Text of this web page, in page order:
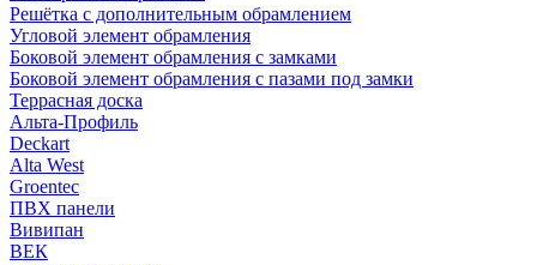
Решётка с дополнительным обрамлением
Угловой элемент обрамления
Боковой элемент обрамления с замками
Боковой элемент обрамления с пазами под замки
Террасная доска
Альта-Профиль
Deckart
Alta West
Groentec
ПВХ панели
Вивипан
ВЕК